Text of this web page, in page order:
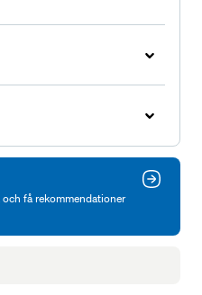
få rekommendationer